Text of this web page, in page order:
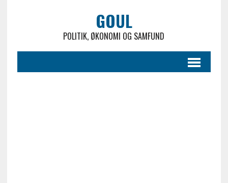
GOUL
POLITIK, ØKONOMI OG SAMFUND